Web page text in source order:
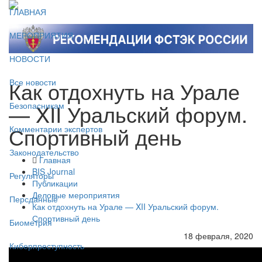
ГЛАВНАЯ
МЕРОПРИЯТИЯ
НОВОСТИ
Все новости
Безопасникам
Комментарии экспертов
Законодательство
Регуляторы
Персданные
Биометрия
Киберпреступность
Как отдохнуть на Урале
— XII Уральский форум.
Спортивный день
Главная
BIS Journal
Публикации
Деловые мероприятия
Как отдохнуть на Урале — XII Уральский форум.
Спортивный день
18 февраля, 2020